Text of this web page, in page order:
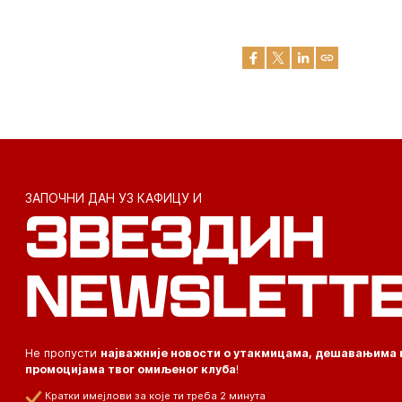
ЗАПОЧНИ ДАН УЗ КАФИЦУ И
ЗВЕЗДИН
Не пропусти најважније новости о утакмицама, дешавањима
промоцијама твог омиљеног клуба!
Кратки имејлови за које ти треба 2 минута